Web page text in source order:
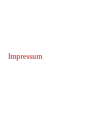
Impressum